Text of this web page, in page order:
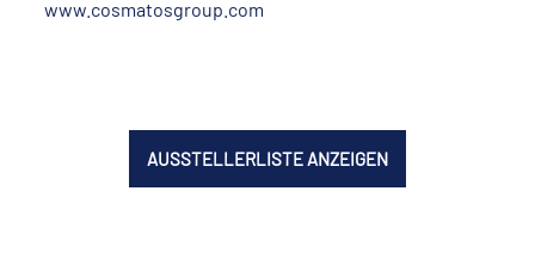
www.cosmatosgroup.com
AUSSTELLERLISTE ANZEIGEN